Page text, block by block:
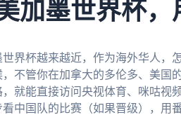
加墨世界杯，
世界杯越来越近，作为海外华人，
不管你在加拿大的多伦多、美国
就能直接访问央视体育、咪咕视
看中国队的比赛（如果晋级），用